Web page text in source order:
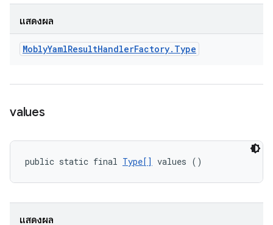
แสดงผล
MoblyYamlResultHandlerFactory. Type
values
public static final Type[] values ()
แสดงผล